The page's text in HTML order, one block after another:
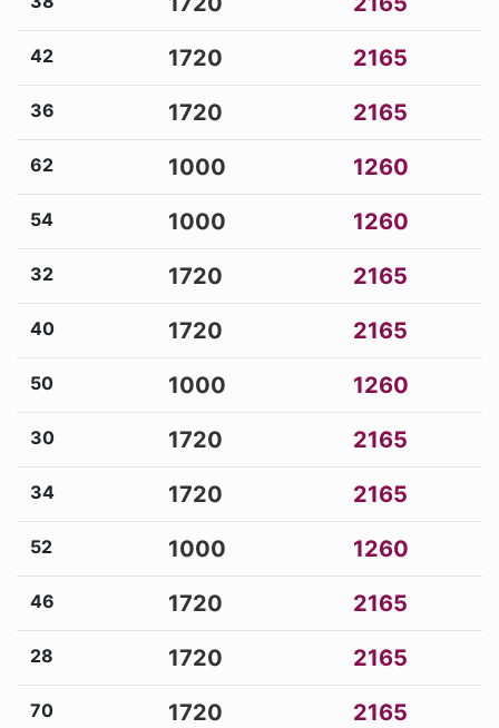
42 1720 2165
36 1720 2165
62 1000 1260
54 1000 1260
32 1720 2165
40 1720 2165
50 1000 1260
30 1720 2165
34 1720 2165
52 1000 1260
46 1720 2165
28 1720 2165
70 1720 2165